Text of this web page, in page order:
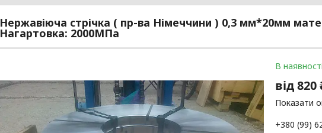
Нержавіюча стрічка ( пр-ва Німеччини ) 0,3 мм*20мм
Нагартовка: 2000МПа
В наявності
від820
Показати
+380 (99)